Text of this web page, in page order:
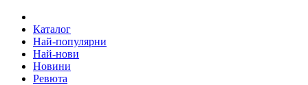
Каталог
Най-популярни
Най-нови
Новини
Ревюта